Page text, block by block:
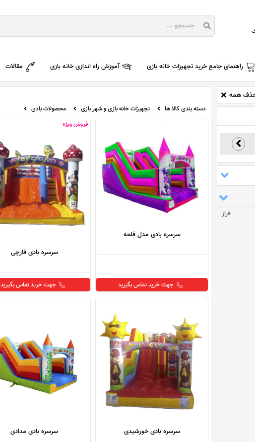
راهنمای جامع خرید تجهیزات خانه بازی آموزش راه اندازی خانه بازی مقالات
همه
فراز
دسته بندی کالا ها تجهیزات خانه بازی و شهر بازی محصولات بادی
سرسره بادی مدل قلعه
جهت خرید تماس بگیرید
فروش ویژه
سرسره بادی قارچی
جهت خرید تماس بگیرید
سرسره بادی خورشیدی سرسره بادی مدادی